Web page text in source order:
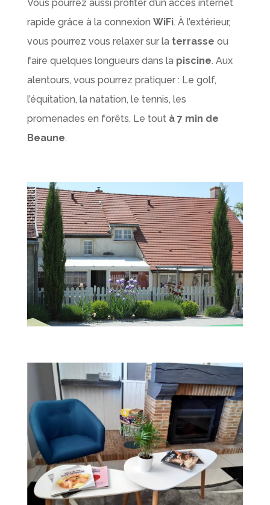
Vous pourrez aussi profiter d’un accès internet
rapide grâce à la connexion WiFi. À l’extérieur,
vous pourrez vous relaxer sur la terrasse ou
faire quelques longueurs dans la piscine. Aux
alentours, vous pourrez pratiquer : Le golf,
l’équitation, la natation, le tennis, les
promenades en forêts. Le tout à 7 min de
Beaune.